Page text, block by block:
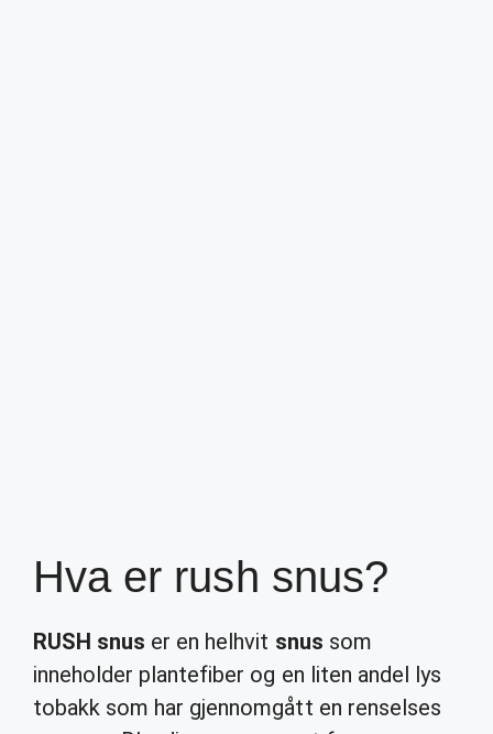
Hva er rush snus?
RUSH snus er en helhvit snus som
inneholder plantefiber og en liten andel lys
tobakk som har gjennomgått en renselses